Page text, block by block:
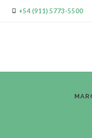
+54 (911) 5773-5500